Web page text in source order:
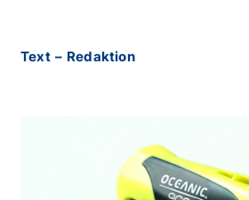
Text – Redaktion